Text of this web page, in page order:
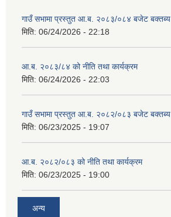
गाउँ सभामा प्रस्तुत आ.ब. २०८३/०८४ बजेट बक्तब्य
मिति: 06/24/2026 - 22:18
आ.ब. २०८३/८४ को नीति तथा कार्यक्रम
मिति: 06/24/2026 - 22:03
गाउँ सभामा प्रस्तुत आ.ब. २०८२/०८३ बजेट बक्तब्य
मिति: 06/23/2025 - 19:07
आ.ब. २०८२/०८३ को नीति तथा कार्यक्रम
मिति: 06/23/2025 - 19:00
अन्य